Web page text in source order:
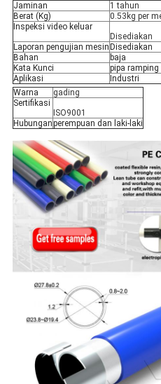
Jaminan
1 tahun
Berat (Kg)
0.53kg per
Inspeksi video keluar
Disediakan
Laporan pengujian mesin Disediakan
Bahan
baja
Kata Kunci
pipa ramping
Aplikasi
Industri
Warna
gading
Sertifikasi
ISO9001
Hubunganperempuan dan laki-laki